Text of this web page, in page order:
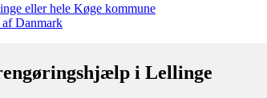
eller hele Køge kommune
Danmark
i Lellinge